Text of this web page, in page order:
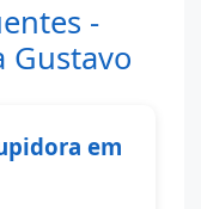
-
Gustavo
em